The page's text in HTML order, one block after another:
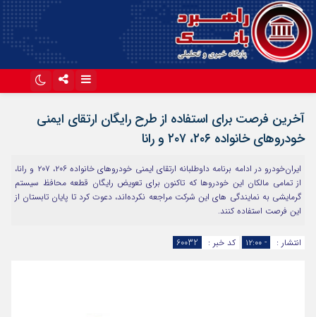
آپارات
آخرین فرصت برای استفاده از طرح رایگان ارتقای ایمنی
خودروهای خانواده ۲۰۶، ۲۰۷ و رانا
ایران‌خودرو در ادامه برنامه داوطلبانه ارتقای ایمنی خودروهای خانواده ۲۰۶، ۲۰۷ و رانا،
از تمامی مالکان این خودروها که تاکنون برای تعویض رایگان قطعه محافظ سیستم
گرمایشی به نمایندگی های این شرکت مراجعه نکرده‌اند، دعوت کرد تا پایان تابستان از
این فرصت استفاده کنند.
انتشار : - ۱۲:۰۰ کد خبر : 60032